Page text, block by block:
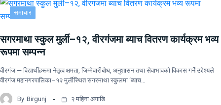
समाचार
सगरमाथा स्कुल मुर्ली–१२, वीरगंजमा ब्याच वितरण कार्यक्रम भव्य
रूपमा सम्पन्न
वीरगंज — विद्यार्थीहरूमा नेतृत्व क्षमता, जिम्मेवारीबोध, अनुशासन तथा सेवाभावको विकास गर्ने उद्देश्यले
वीरगंज महानगरपालिका–१२ मुर्लीस्थित सगरमाथा स्कुलमा ‘ब्याच…
By Birgunj २ महिना अगाडि